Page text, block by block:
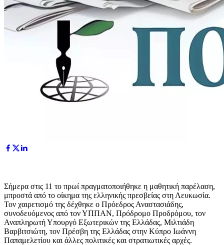
Σήμερα στις 11 το πρωί πραγματοποιήθηκε η μαθητική παρέλαση,
μπροστά από το οίκημα της ελληνικής πρεσβείας στη Λευκωσία.
Τον χαιρετισμό της δέχθηκε ο Πρόεδρος Αναστασιάδης,
συνοδευόμενος από τον ΥΠΠΑΝ, Πρόδρομο Προδρόμου, τον
Αναπληρωτή Υπουργό Εξωτερικών της Ελλάδας, Μιλτιάδη
Βαρβιτσιώτη, τον Πρέσβη της Ελλάδας στην Κύπρο Ιωάννη
Παπαμελετίου και άλλες πολιτικές και στρατιωτικές αρχές.